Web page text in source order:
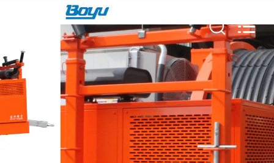
HUIS
PRODUCTEN
ONGEVEER
Reserved.